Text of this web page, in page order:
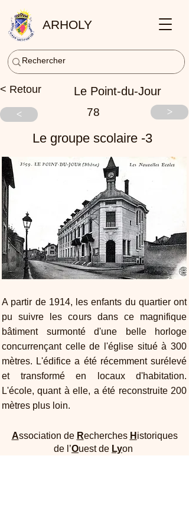
ARHOLY
< Retour Le Point-du-Jour
< 78 >
Le groupe scolaire -3
A partir de 1914, les enfants du quartier ont
pu suivre les cours dans ce magnifique
bâtiment surmonté d'une belle horloge
concurrençant celle de l'église situé à 300
mètres. L'édifice a été récemment surélevé
et transformé en locaux d'habitation.
L'école, quant à elle, a été reconstruite 200
mètres plus loin.
Association de Recherches H istoriques
de l’Ouest de Lyon